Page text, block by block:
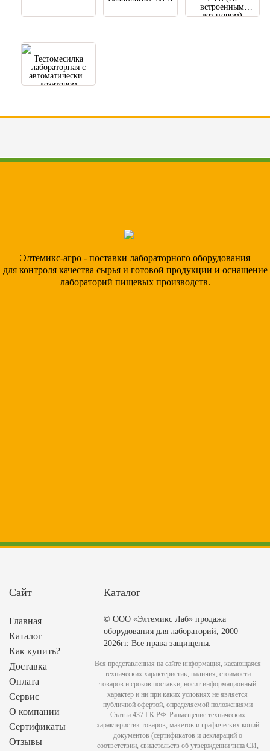
встроенным
дозатором)
Тестомесилка
лабораторная с
автоматическим
дозатором
Элтемикс-агро - поставки лабораторного оборудования
для контроля качества сырья и готовой продукции и оснащение
лабораторий пищевых производств.
Сайт
Главная
Каталог
Как купить?
Доставка
Оплата
Сервис
О компании
Сертификаты
Отзывы
Каталог
© ООО «Элтемикс Лаб» продажа
оборудования для лабораторий, 2000—
2026гг. Все права защищены.
Вся представленная на сайте информация, касающаяся
технических характеристик, наличия, стоимости
товаров и сроков поставки, носит информационный
характер и ни при каких условиях не является
публичной офертой, определяемой положениями
Статьи 437 ГК РФ. Размещение технических
характеристик товаров, макетов и графических копий
документов (сертификатов и деклараций о
соответствии, свидетельств об утверждении типа СИ,